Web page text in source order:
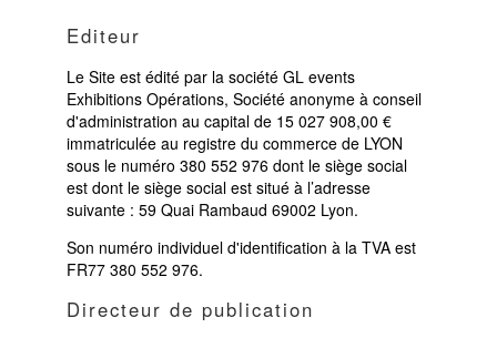
Editeur
Le Site est édité par la société GL events
Exhibitions Opérations, Société anonyme à conseil
d'administration au capital de 15 027 908,00 €
immatriculée au registre du commerce de LYON
sous le numéro 380 552 976 dont le siège social
est dont le siège social est situé à l’adresse
suivante : 59 Quai Rambaud 69002 Lyon.
Son numéro individuel d'identification à la TVA est
FR77 380 552 976.
Directeur de publication